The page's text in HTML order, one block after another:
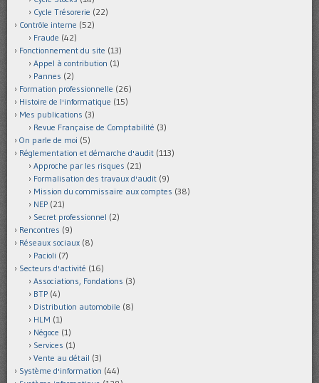
Cycle Trésorerie (22)
Contrôle interne (52)
Fraude (42)
Fonctionnement du site (13)
Appel à contribution (1)
Pannes (2)
Formation professionnelle (26)
Histoire de l'informatique (15)
Mes publications (3)
Revue Française de Comptabilité (3)
On parle de moi (5)
Réglementation et démarche d'audit (113)
Approche par les risques (21)
Formalisation des travaux d'audit (9)
Mission du commissaire aux comptes (38)
NEP (21)
Secret professionnel (2)
Rencontres (9)
Réseaux sociaux (8)
Pacioli (7)
Secteurs d'activité (16)
Associations, Fondations (3)
BTP (4)
Distribution automobile (8)
HLM (1)
Négoce (1)
Services (1)
Vente au détail (3)
Système d'information (44)